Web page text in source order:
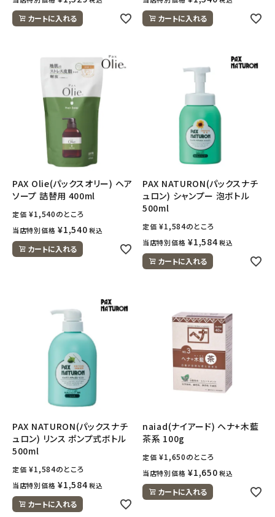
カートに入れる カートに入れる
PAX Olie(パックスオリー) ヘア
ソープ 詰替用 400ml
定価 ¥1,540のところ
当店特別価格 ¥1,540 税込
カートに入れる
PAX NATURON(パックスナチ
ュロン) シャンプー 泡ボトル
500ml
定価 ¥1,584のところ
当店特別価格 ¥1,584 税込
カートに入れる
PAX NATURON(パックスナチ
ュロン) リンス ポンプ式ボトル
500ml
定価 ¥1,584のところ
当店特別価格 ¥1,584 税込
カートに入れる
naiad(ナイアード) ヘナ+木藍
茶系 100g
定価 ¥1,650のところ
当店特別価格 ¥1,650 税込
カートに入れる